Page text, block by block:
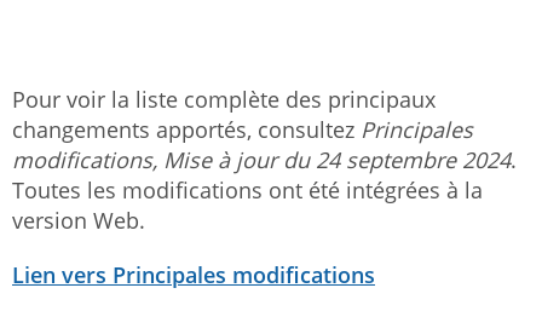
Pour voir la liste complète des principaux
changements apportés, consultez Principales
modifications, Mise à jour du 24 septembre 2024.
Toutes les modifications ont été intégrées à la
version Web.
Lien vers Principales modifications